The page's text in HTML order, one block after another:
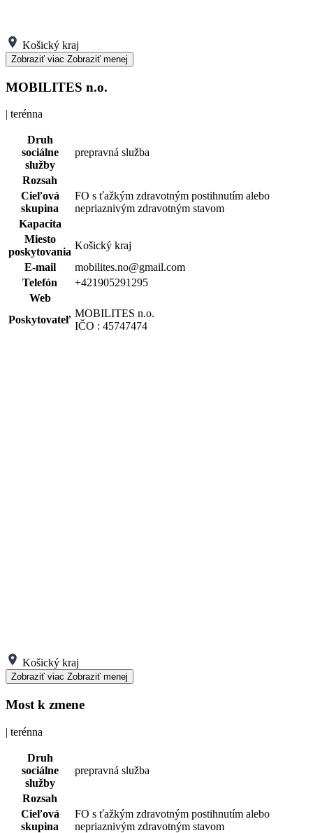
Košický kraj
Zobraziť viac Zobraziť menej
MOBILITES n.o.
| terénna
Druh
sociálne
služby
prepravná služba
Rozsah
Cieľová
skupina
FO s ťažkým zdravotným postihnutím alebo
nepriaznivým zdravotným stavom
Kapacita
Miesto
poskytovania
Košický kraj
E-mail
mobilites.no@gmail.com
Telefón
+421905291295
Web
Poskytovateľ
MOBILITES n.o.
IČO : 45747474
Košický kraj
Zobraziť viac Zobraziť menej
Most k zmene
| terénna
Druh
sociálne
služby
prepravná služba
Rozsah
Cieľová
skupina
FO s ťažkým zdravotným postihnutím alebo
nepriaznivým zdravotným stavom